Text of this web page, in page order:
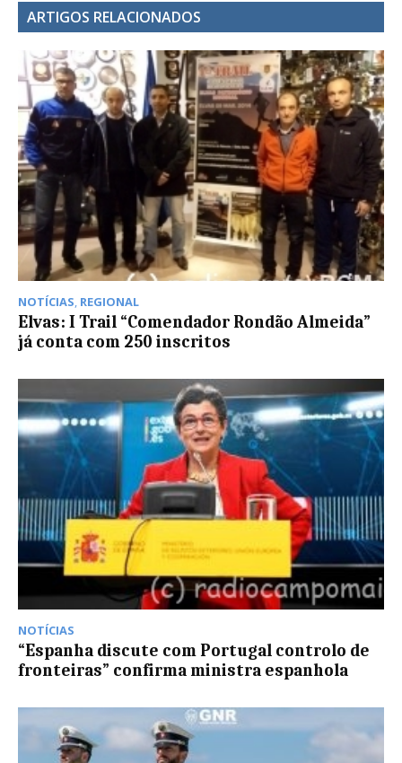
ARTIGOS RELACIONADOS
NOTÍCIAS, REGIONAL
Elvas: I Trail “Comendador Rondão Almeida”
já conta com 250 inscritos
NOTÍCIAS
“Espanha discute com Portugal controlo de
fronteiras” confirma ministra espanhola